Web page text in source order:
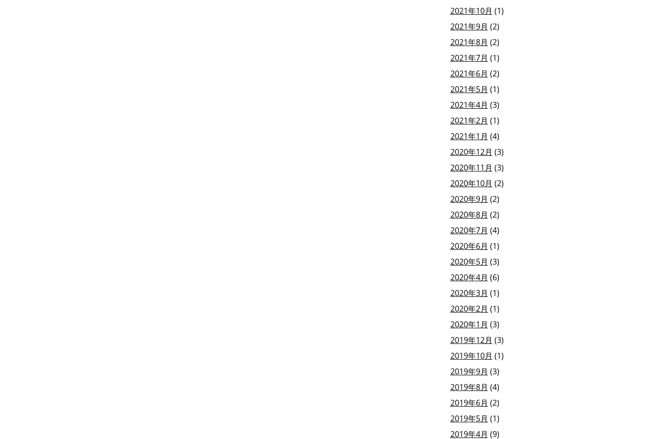
2021年10月 (1)
2021年9月 (2)
2021年8月 (2)
2021年7月 (1)
2021年6月 (2)
2021年5月 (1)
2021年4月 (3)
2021年2月 (1)
2021年1月 (4)
2020年12月 (3)
2020年11月 (3)
2020年10月 (2)
2020年9月 (2)
2020年8月 (2)
2020年7月 (4)
2020年6月 (1)
2020年5月 (3)
2020年4月 (6)
2020年3月 (1)
2020年2月 (1)
2020年1月 (3)
2019年12月 (3)
2019年10月 (1)
2019年9月 (3)
2019年8月 (4)
2019年6月 (2)
2019年5月 (1)
2019年4月 (9)